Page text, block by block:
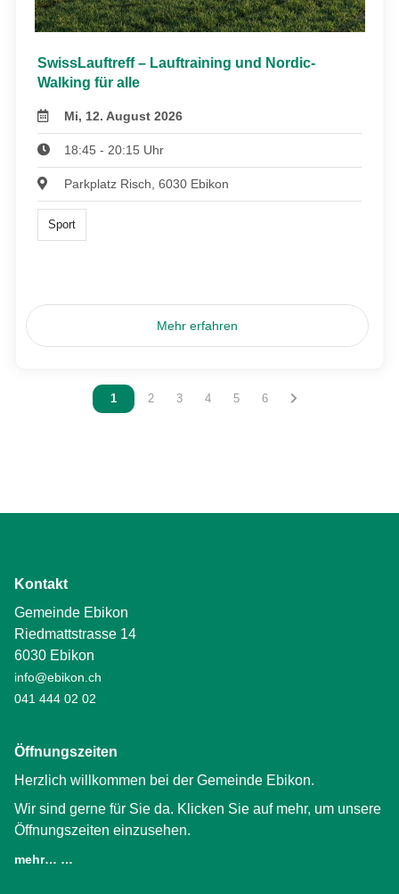
SwissLauftreff – Lauftraining und Nordic-
Walking für alle
Mi, 12. August 2026
18:45 - 20:15 Uhr
Parkplatz Risch, 6030 Ebikon
Sport
Mehr erfahren
Vous êtes sur la page
1 Vous êtes sur la page
2 Vous êtes sur la page
3 Vous êtes sur la page
4 Vous êtes sur la page
5 Vous êtes sur la page
6
Kontakt
Gemeinde Ebikon
Riedmattstrasse 14
6030 Ebikon
info@ebikon.ch
041 444 02 02
Öffnungszeiten
Herzlich willkommen bei der Gemeinde Ebikon.
Wir sind gerne für Sie da. Klicken Sie auf mehr, um unsere
Öffnungszeiten einzusehen.
mehr… …